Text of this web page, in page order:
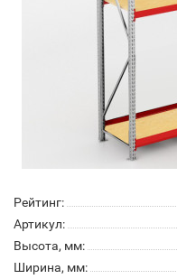
Рейтинг:
Артикул:
Высота, мм:
Ширина, мм: